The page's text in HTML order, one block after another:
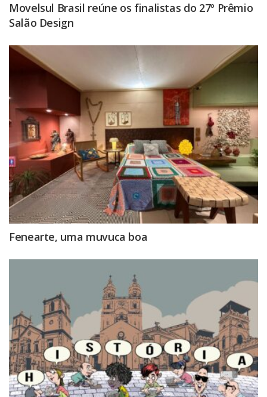
Movelsul Brasil reúne os finalistas do 27º Prêmio
Salão Design
Fenearte, uma muvuca boa